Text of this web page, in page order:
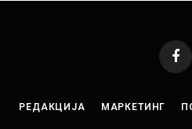
РЕДАКЦИЈА МАРКЕТИНГ